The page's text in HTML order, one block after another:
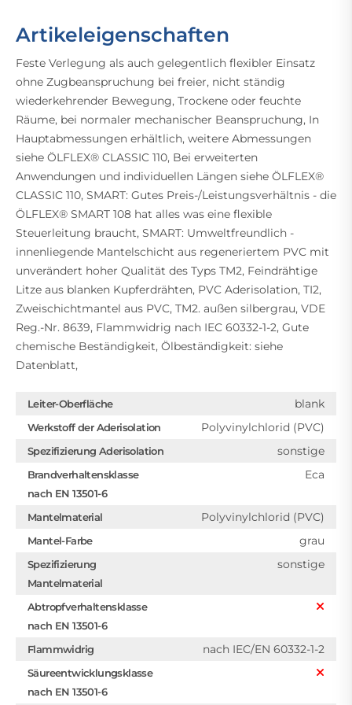
Artikeleigenschaften
Feste Verlegung als auch gelegentlich flexibler Einsatz
ohne Zugbeanspruchung bei freier, nicht ständig
wiederkehrender Bewegung, Trockene oder feuchte
Räume, bei normaler mechanischer Beanspruchung, In
Hauptabmessungen erhältlich, weitere Abmessungen
siehe ÖLFLEX® CLASSIC 110, Bei erweiterten
Anwendungen und individuellen Längen siehe ÖLFLEX®
CLASSIC 110, SMART: Gutes Preis-/Leistungsverhältnis - die
ÖLFLEX® SMART 108 hat alles was eine flexible
Steuerleitung braucht, SMART: Umweltfreundlich -
innenliegende Mantelschicht aus regeneriertem PVC mit
unverändert hoher Qualität des Typs TM2, Feindrähtige
Litze aus blanken Kupferdrähten, PVC Aderisolation, TI2,
Zweischichtmantel aus PVC, TM2. außen silbergrau, VDE
Reg.-Nr. 8639, Flammwidrig nach IEC 60332-1-2, Gute
chemische Beständigkeit, Ölbeständigkeit: siehe
Datenblatt,
Leiter-Oberfläche blank
Werkstoff der Aderisolation Polyvinylchlorid (PVC)
Spezifizierung Aderisolation sonstige
Brandverhaltensklasse
nach EN 13501-6
Eca
Mantelmaterial Polyvinylchlorid (PVC)
Mantel-Farbe grau
Spezifizierung
Mantelmaterial
sonstige
Abtropfverhaltensklasse
nach EN 13501-6
Flammwidrig
nach IEC/EN 60332-1-2
Säureentwicklungsklasse
nach EN 13501-6